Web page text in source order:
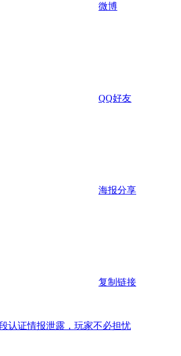
微博
QQ好友
海报分享
复制链接
认证情报泄露，玩家不必担忧